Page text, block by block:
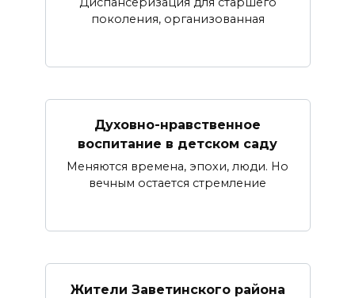
поколения, организованная
Духовно-нравственное
воспитание в детском саду
Меняются времена, эпохи, люди. Но
вечным остается стремление
Жители Заветинского района